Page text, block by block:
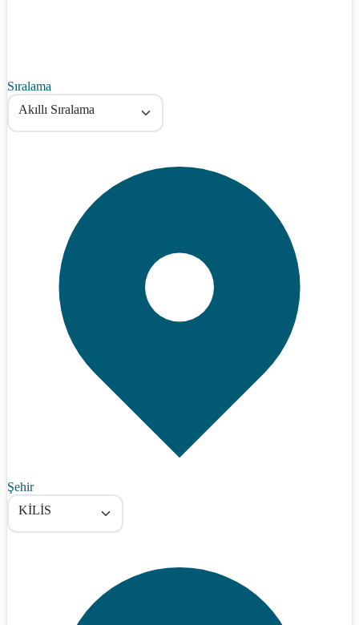
Sıralama
Akıllı Sıralama
Şehir
KİLİS